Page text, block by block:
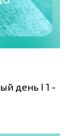
день I 1 -